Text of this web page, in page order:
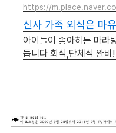
https://
신사 가족 외식은 마
웨이팅맛집
아이들이 좋아하는 마라
듭니다 회식,단체석 완비